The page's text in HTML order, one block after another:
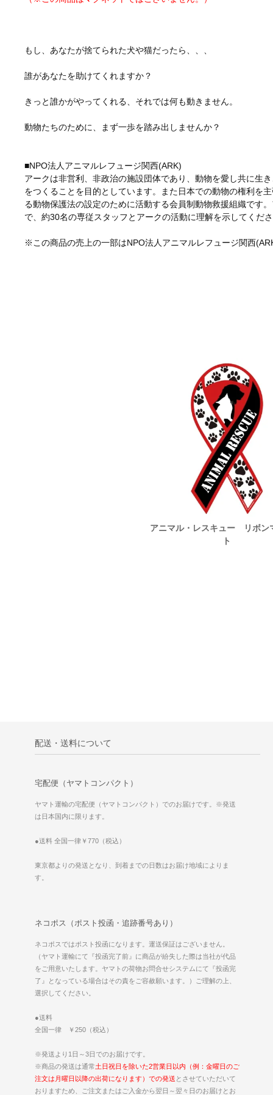
もし、あなたが捨てられた犬や猫だったら、、、
誰があなたを助けてくれますか？
きっと誰かがやってくれる、それでは何も動きません。
動物たちのために、まず一歩を踏み出しませんか？
■NPO法人アニマルレフュージ関西(ARK)
アークは非営利、非政治の施設団体であり、動物を愛し共に生
をつくることを目的としています。また日本での動物の権利を
る動物保護法の設定のために活動する会員制動物救援組織です
で、約30名の専従スタッフとアークの活動に理解を示してくだ
※この商品の売上の一部はNPO法人アニマルレフュージ関西
アニマル・レスキュー リボン
ト
配送・送料について
宅配便（ヤマトコンパクト）
ヤマト運輸の宅配便（ヤマトコンパクト）でのお届けです。※発送
は日本国内に限ります。
●送料 全国一律￥770（税込）
東京都よりの発送となり、到着までの日数はお届け地域によりま
す。
ネコポス（ポスト投函・追跡番号あり）
ネコポスではポスト投函になります。運送保証はございません。
（ヤマト運輸にて『投函完了前』に商品が紛失した際は当社が代品
をご用意いたします。ヤマトの荷物お問合せシステムにて『投函完
了』となっている場合はその責をご容赦願います。）ご理解の上、
選択してください。
●送料
全国一律 ￥250（税込）
※発送より1日～3日でのお届けです。
※商品の発送は通常土日祝日を除いた2営業日以内（例：金曜日のご
注文は月曜日以降の出荷になります）での発送 とさせていただいて
おりますため、ご注文またはご入金から翌日～翌々日のお届けとお